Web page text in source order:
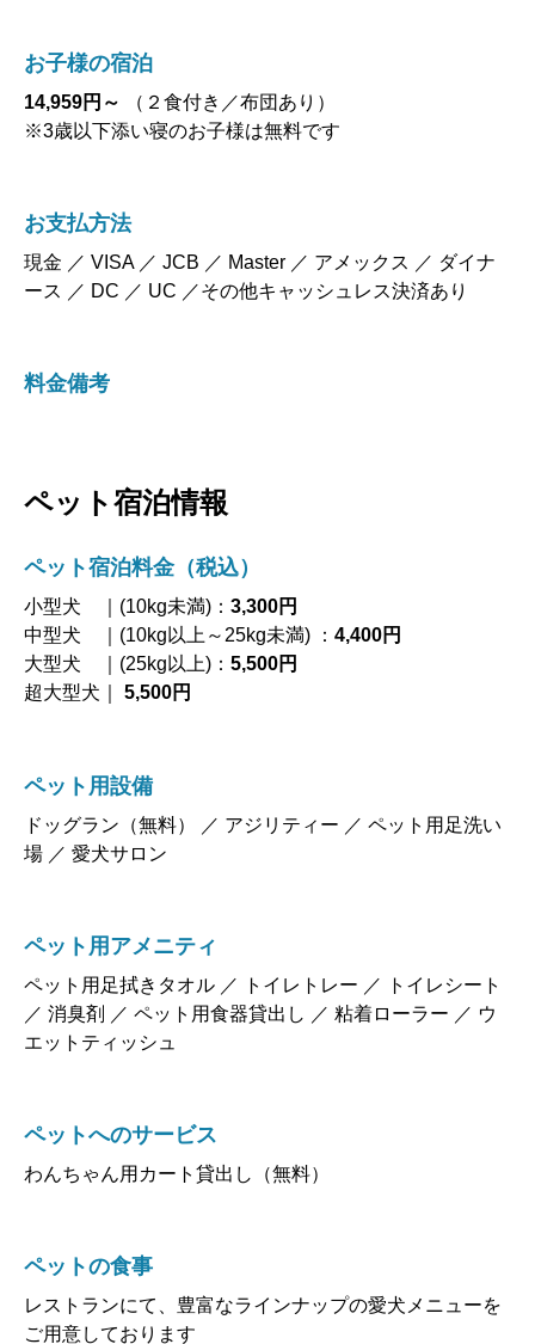
お子様の宿泊
14,959円～
（２食付き／布団あり）
※3歳以下添い寝のお子様は無料です
お支払方法
現金 ／ VISA ／ JCB ／ Master ／ アメックス ／ ダイナ
ース ／ DC ／ UC ／その他キャッシュレス決済あり
料金備考
ペット宿泊情報
ペット宿泊料金（税込）
小型犬 ｜(10kg未満)： 3,300円
中型犬 ｜(10kg以上～25kg未満) ： 4,400円
大型犬 ｜(25kg以上)： 5,500円
超大型犬｜ 5,500円
ペット用設備
ドッグラン（無料） ／ アジリティー ／ ペット用足洗い
場 ／ 愛犬サロン
ペット用アメニティ
ペット用足拭きタオル ／ トイレトレー ／ トイレシート
／ 消臭剤 ／ ペット用食器貸出し ／ 粘着ローラー ／ ウ
エットティッシュ
ペットへのサービス
わんちゃん用カート貸出し（無料）
ペットの食事
レストランにて、豊富なラインナップの愛犬メニューを
ご用意しております